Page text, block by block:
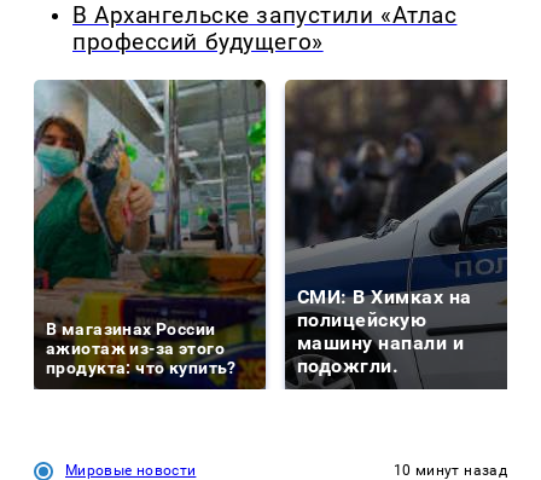
В Архангельске запустили «Атлас
профессий будущего»
В магазинах России
ажиотаж из-за этого
продукта: что купить?
СМИ: В Химках на
полицейскую
машину напали и
подожгли.
Мировые новости 10 минут назад